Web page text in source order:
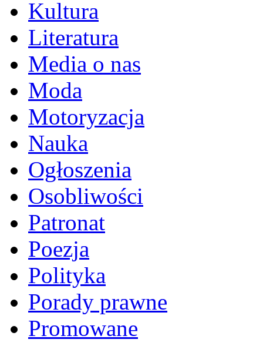
Kultura
Literatura
Media o nas
Moda
Motoryzacja
Nauka
Ogłoszenia
Osobliwości
Patronat
Poezja
Polityka
Porady prawne
Promowane